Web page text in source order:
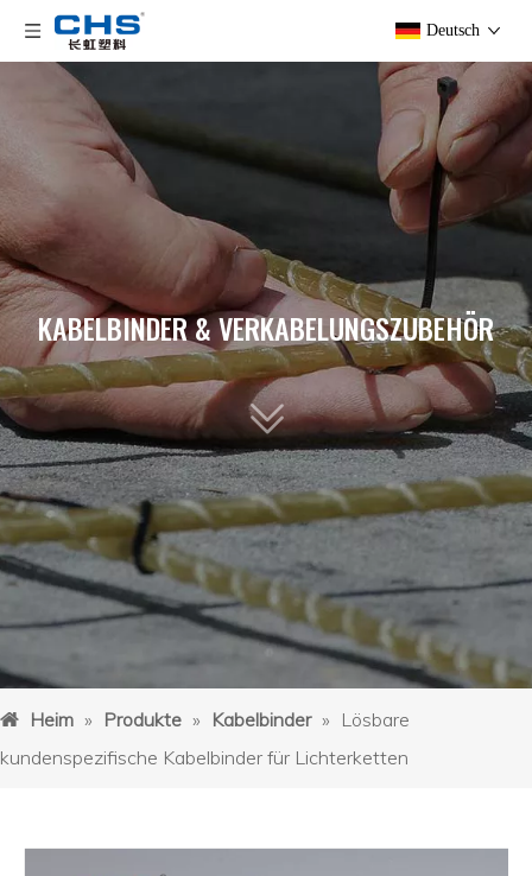
Deutsch
KABELBINDER & VERKABELUNGSZUBEHÖR
Heim » Produkte » Kabelbinder » Lösbare
kundenspezifische Kabelbinder für Lichterketten